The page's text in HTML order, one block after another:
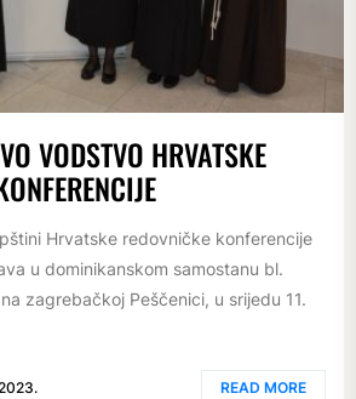
VODSTVO HRVATSKE
Hrvatske redovničke konferencije
u dominikanskom samostanu bl.
zagrebačkoj Peščenici, u srijedu 11.
READ MORE